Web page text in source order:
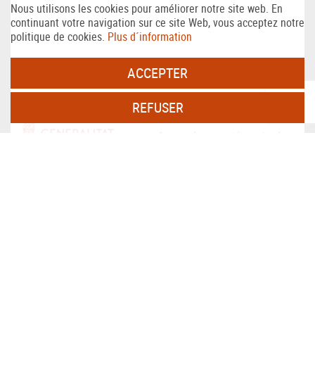
Nous utilisons les cookies pour améliorer notre site web. En
continuant votre navigation sur ce site Web, vous acceptez notre
politique de cookies. Plus d´information
ACCEPTER
REFUSER